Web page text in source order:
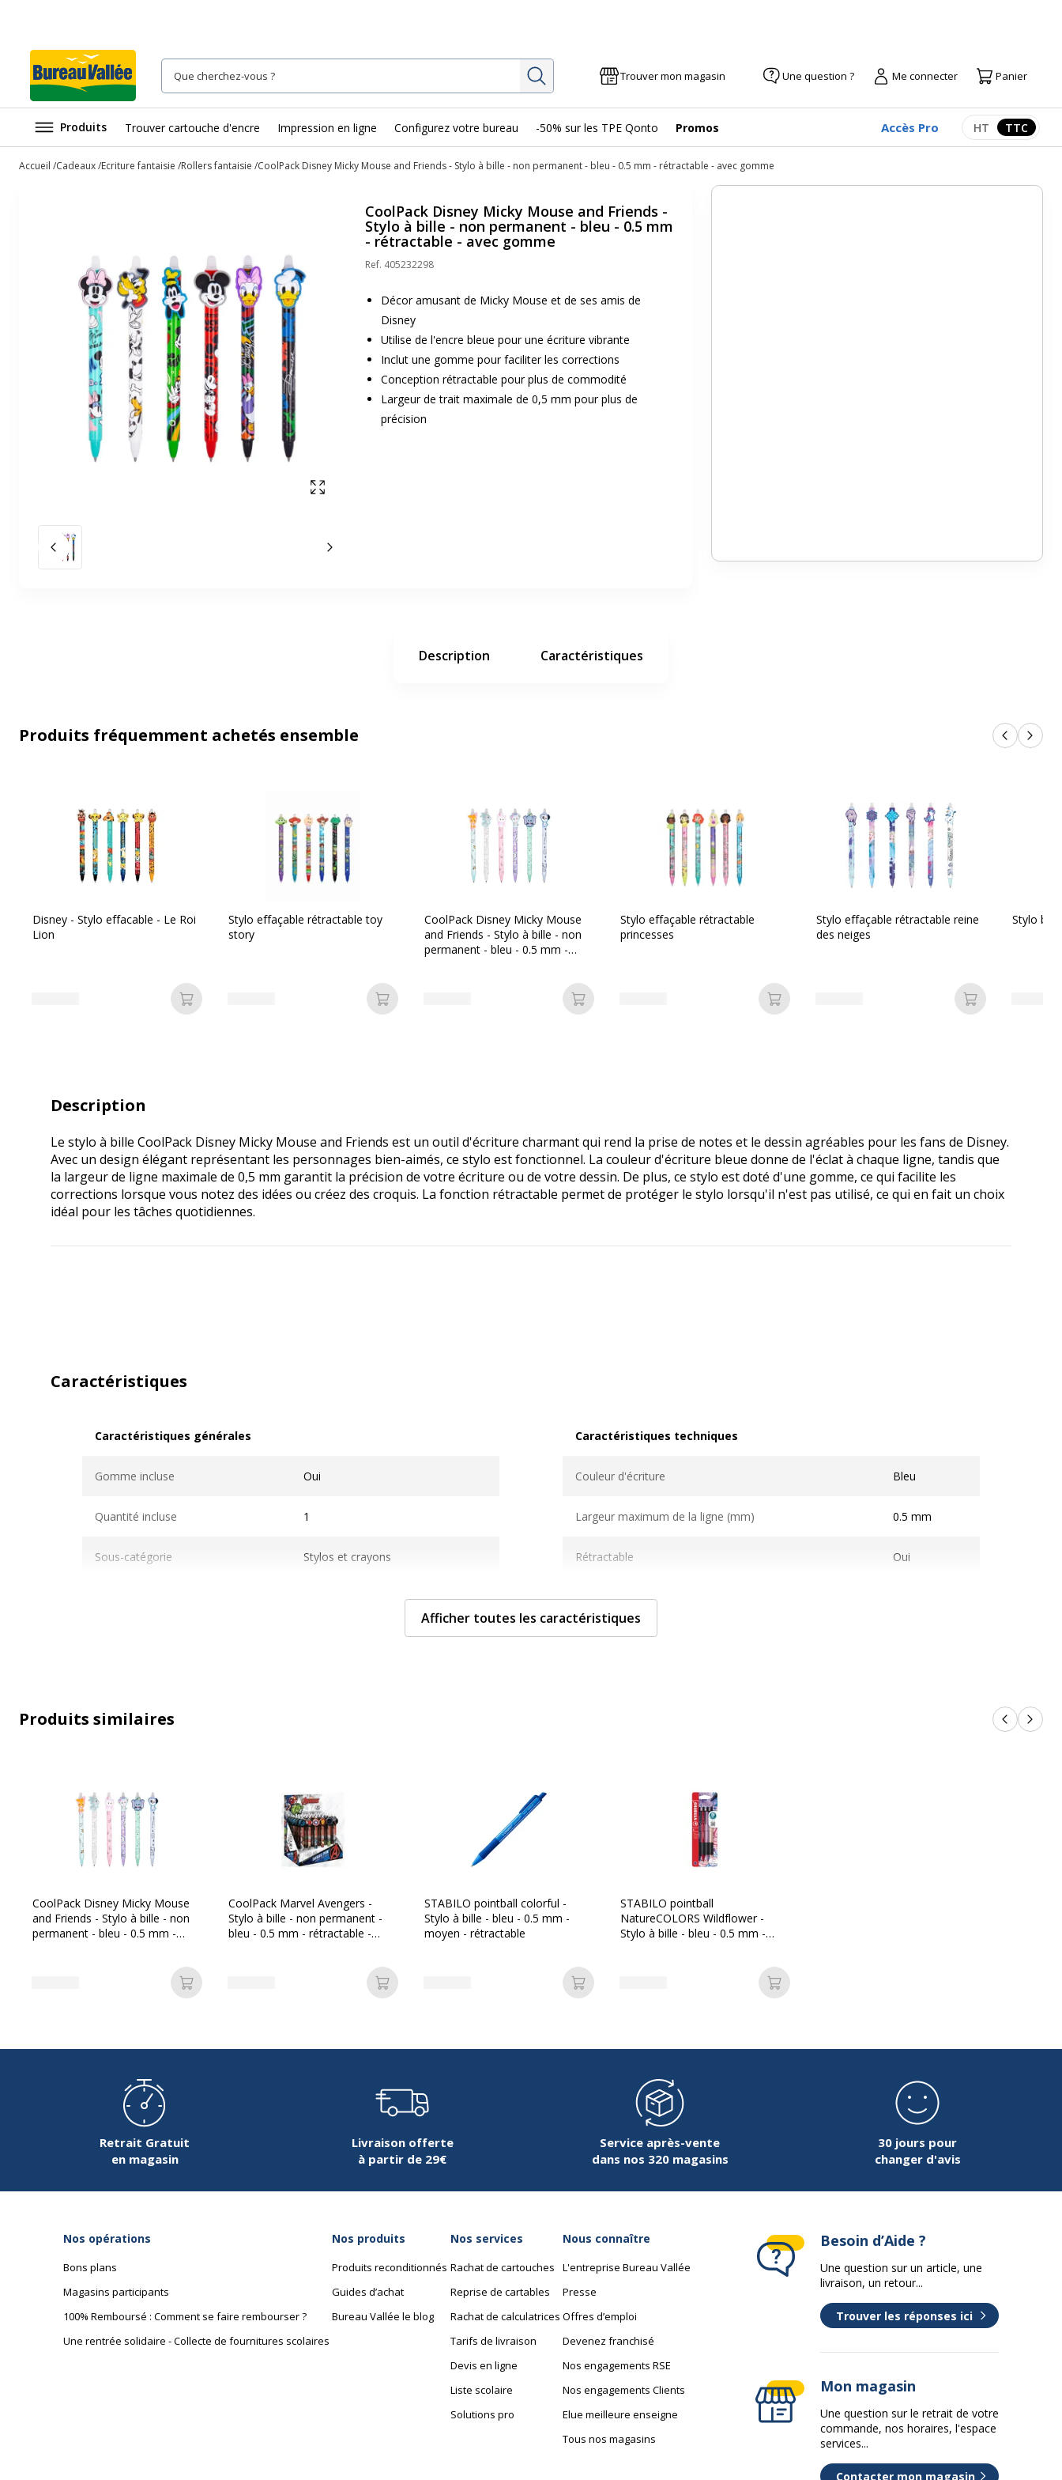
Rechercher Trouver mon magasin Une question ? Me connecter Panier
Produits Trouver cartouche d'encre Impression en ligne Configurez votre bureau -50% sur les TPE Qonto Promos Accès Pro Afficher les
HT TTC
Accueil Cadeaux Ecriture fantaisie Rollers fantaisie CoolPack Disney Micky Mouse and Friends - Stylo à bille - non permanent - bleu - 0.5 mm - rétractable - avec gomme
Afficher en plein écran
Slide précédent Slide suivant
CoolPack Disney Micky Mouse and Friends -
Stylo à bille - non permanent - bleu - 0.5 mm
- rétractable - avec gomme
Ref. 405232298
Décor amusant de Micky Mouse et de ses amis de
Disney
Utilise de l'encre bleue pour une écriture vibrante
Inclut une gomme pour faciliter les corrections
Conception rétractable pour plus de commodité
Largeur de trait maximale de 0,5 mm pour plus de
précision
Description Caractéristiques
Produits fréquemment achetés ensemble Produits
Disney - Stylo effacable - Le Roi
Lion
Ajouter au panier
Stylo effaçable rétractable toy
story
Ajouter au panier
CoolPack Disney Micky Mouse
and Friends - Stylo à bille - non
permanent - bleu - 0.5 mm -
Ajouter au panier
Stylo effaçable rétractable
princesses
Ajouter au panier
Stylo effaçable rétractable reine
des neiges
Ajouter au
Stylo
Description
Le stylo à bille CoolPack Disney Micky Mouse and Friends est un outil d'écriture charmant qui rend la prise de notes et le dessin agréables pour les fans de Disney.
Avec un design élégant représentant les personnages bien-aimés, ce stylo est fonctionnel. La couleur d'écriture bleue donne de l'éclat à chaque ligne, tandis que
la largeur de ligne maximale de 0,5 mm garantit la précision de votre écriture ou de votre dessin. De plus, ce stylo est doté d'une gomme, ce qui facilite les
corrections lorsque vous notez des idées ou créez des croquis. La fonction rétractable permet de protéger le stylo lorsqu'il n'est pas utilisé, ce qui en fait un choix
idéal pour les tâches quotidiennes.
Caractéristiques
Caractéristiques générales
Gomme incluse Oui
Quantité incluse 1
Sous-catégorie Stylos et crayons
Caractéristiques techniques
Couleur d'écriture Bleu
Largeur maximum de la ligne (mm) 0.5 mm
Rétractable Oui
Référence produit fabricant
Afficher toutes les caractéristiques
Produits similaires Produits
CoolPack Disney Micky Mouse
and Friends - Stylo à bille - non
permanent - bleu - 0.5 mm -
Ajouter au panier
CoolPack Marvel Avengers -
Stylo à bille - non permanent -
bleu - 0.5 mm - rétractable -
Ajouter au panier
STABILO pointball colorful -
Stylo à bille - bleu - 0.5 mm -
moyen - rétractable
Ajouter au panier
STABILO pointball
NatureCOLORS Wildflower -
Stylo à bille - bleu - 0.5 mm -
Ajouter au panier
Retrait Gratuit
en magasin
Livraison offerte
à partir de 29€
Service après-vente
dans nos 320 magasins
30 jours pour
changer d'avis
Nos opérations
Bons plans
Magasins participants
100% Remboursé : Comment se faire rembourser ?
Une rentrée solidaire - Collecte de fournitures scolaires
Nos produits
Produits reconditionnés
Guides d’achat
Bureau Vallée le blog
Nos services
Rachat de cartouches
Reprise de cartables
Rachat de calculatrices
Tarifs de livraison
Devis en ligne
Liste scolaire
Solutions pro
Nous connaître
L'entreprise Bureau Vallée
Presse
Offres d’emploi
Devenez franchisé
Nos engagements RSE
Nos engagements Clients
Elue meilleure enseigne
Tous nos magasins
Besoin d’Aide ?
Une question sur un article, une
livraison, un retour...
Trouver les réponses ici
Mon magasin
Une question sur le retrait de votre
commande, nos horaires, l'espace
services...
Contacter mon magasin